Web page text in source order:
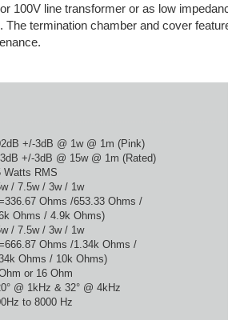
100V line transformer or as low
The termination chamber and cover feature
+/-3dB @ 1w @ 1m (Pink)
+/-3dB @ 15w @ 1m (Rated)
Watts RMS
/ 7.5w / 3w / 1w
Ohms /653.33 Ohms /
Ohms / 4.9k Ohms)
/ 7.5w / 3w / 1w
Ohms /1.34k Ohms /
Ohms / 10k Ohms)
or 16 Ohm
@ 1kHz & 32° @ 4kHz
to 8000 Hz